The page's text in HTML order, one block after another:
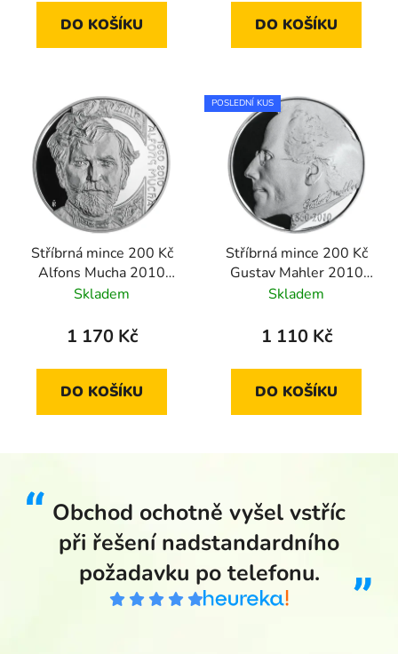
DO KOŠÍKU DO KOŠÍKU
Stříbrná mince 200 Kč
Alfons Mucha 2010
proof
Skladem
1 170 Kč
DO KOŠÍKU
POSLEDNÍ KUS
Stříbrná mince 200 Kč
Gustav Mahler 2010
proof
Skladem
1 110 Kč
DO KOŠÍKU
Obchod ochotně vyšel vstříc
při řešení nadstandardního
požadavku po telefonu.